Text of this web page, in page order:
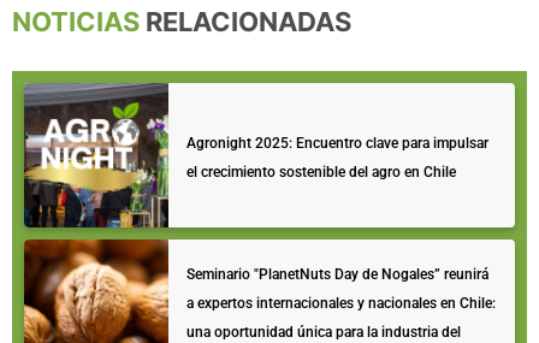
NOTICIAS RELACIONADAS
Agronight 2025: Encuentro clave para impulsar
el crecimiento sostenible del agro en Chile
Seminario "PlanetNuts Day de Nogales” reunirá
a expertos internacionales y nacionales en Chile:
una oportunidad única para la industria del